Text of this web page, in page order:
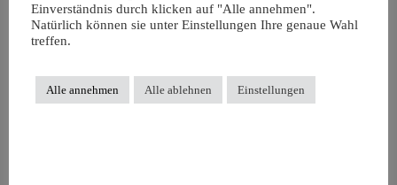
20 x 15 cm
zzgl.Versandkosten
In den Warenkorb
5,50€
In den Warenkorb
Einverständnis durch klicken auf "Alle annehmen".
Natürlich können sie unter Einstellungen Ihre genaue Wahl
treffen.
Alle annehmen Alle ablehnen Einstellungen